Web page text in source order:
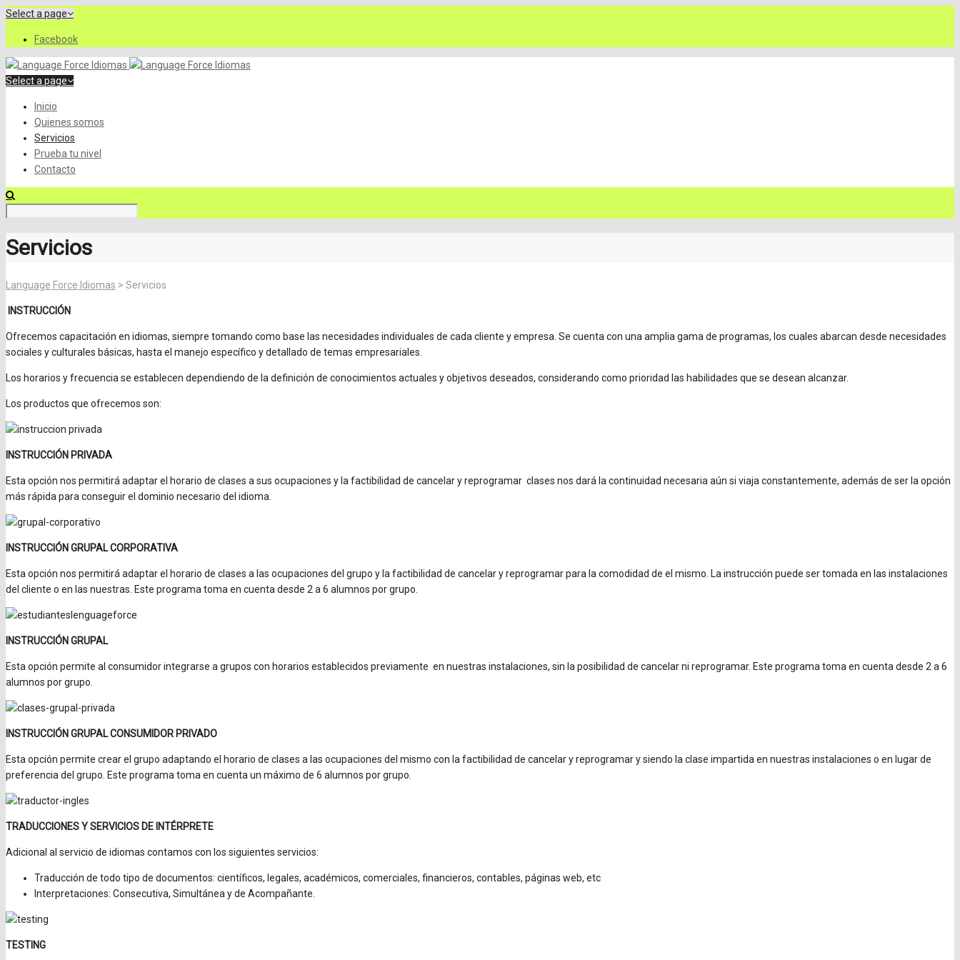
Select a page
Facebook
Select a page
Inicio
Quienes somos
Servicios
Prueba tu nivel
Contacto
Servicios
Language Force Idiomas > Servicios
INSTRUCCIÓN
Ofrecemos capacitación en idiomas, siempre tomando como base las necesidades individuales de cada cliente y empresa. Se cuenta con una amplia gama de programas, los cuales abarcan desde necesidades
sociales y culturales básicas, hasta el manejo específico y detallado de temas empresariales.
Los horarios y frecuencia se establecen dependiendo de la definición de conocimientos actuales y objetivos deseados, considerando como prioridad las habilidades que se desean alcanzar.
Los productos que ofrecemos son:
INSTRUCCIÓN PRIVADA
Esta opción nos permitirá adaptar el horario de clases a sus ocupaciones y la factibilidad de cancelar y reprogramar clases nos dará la continuidad necesaria aún si viaja constantemente, además de ser la opción
más rápida para conseguir el dominio necesario del idioma.
INSTRUCCIÓN GRUPAL CORPORATIVA
Esta opción nos permitirá adaptar el horario de clases a las ocupaciones del grupo y la factibilidad de cancelar y reprogramar para la comodidad de el mismo. La instrucción puede ser tomada en las instalaciones
del cliente o en las nuestras. Este programa toma en cuenta desde 2 a 6 alumnos por grupo.
INSTRUCCIÓN GRUPAL
Esta opción permite al consumidor integrarse a grupos con horarios establecidos previamente en nuestras instalaciones, sin la posibilidad de cancelar ni reprogramar. Este programa toma en cuenta desde 2 a 6
alumnos por grupo.
INSTRUCCIÓN GRUPAL CONSUMIDOR PRIVADO
Esta opción permite crear el grupo adaptando el horario de clases a las ocupaciones del mismo con la factibilidad de cancelar y reprogramar y siendo la clase impartida en nuestras instalaciones o en lugar de
preferencia del grupo. Este programa toma en cuenta un máximo de 6 alumnos por grupo.
TRADUCCIONES Y SERVICIOS DE INTÉRPRETE
Adicional al servicio de idiomas contamos con los siguientes servicios:
Traducción de todo tipo de documentos: científicos, legales, académicos, comerciales, financieros, contables, páginas web, etc
Interpretaciones: Consecutiva, Simultánea y de Acompañante.
TESTING